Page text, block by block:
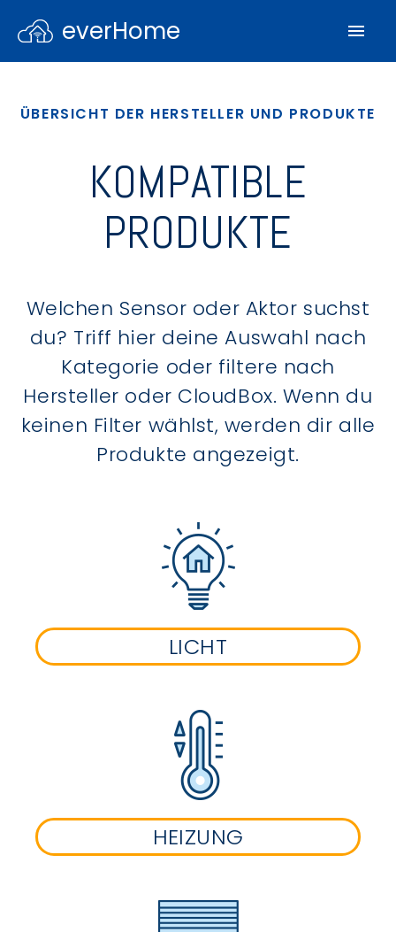
everHome
ÜBERSICHT DER HERSTELLER UND PRODUKTE
KOMPATIBLE
PRODUKTE
Welchen Sensor oder Aktor suchst
du? Triff hier deine Auswahl nach
Kategorie oder filtere nach
Hersteller oder CloudBox. Wenn du
keinen Filter wählst, werden dir alle
Produkte angezeigt.
LICHT
HEIZUNG